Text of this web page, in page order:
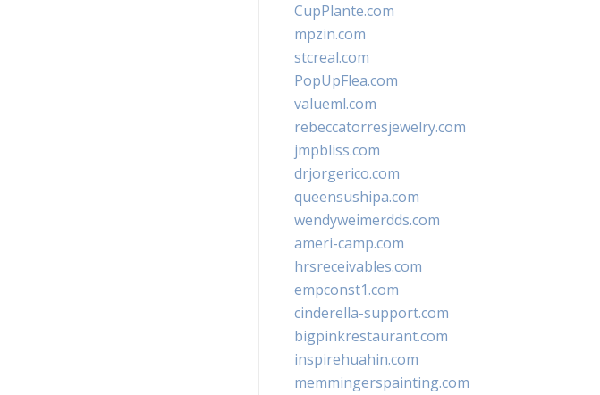
CupPlante.com
mpzin.com
stcreal.com
PopUpFlea.com
valueml.com
rebeccatorresjewelry.com
jmpbliss.com
drjorgerico.com
queensushipa.com
wendyweimerdds.com
ameri-camp.com
hrsreceivables.com
empconst1.com
cinderella-support.com
bigpinkrestaurant.com
inspirehuahin.com
memmingerspainting.com